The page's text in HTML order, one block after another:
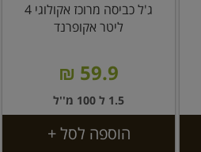
ג'ל כביסה מרוכז אקולוגי 4
ליטר אקופרנד
59.9 ₪
1.5 ל 100 מ''ל
הוספה לסל +